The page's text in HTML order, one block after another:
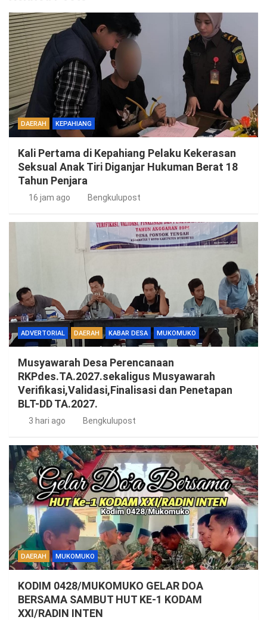
DAERAH KEPAHIANG
Kali Pertama di Kepahiang Pelaku Kekerasan
Seksual Anak Tiri Diganjar Hukuman Berat 18
Tahun Penjara
16 jam ago Bengkulupost
ADVERTORIAL DAERAH KABAR DESA MUKOMUKO
Musyawarah Desa Perencanaan
RKPdes.TA.2027.sekaligus Musyawarah
Verifikasi,Validasi,Finalisasi dan Penetapan
BLT-DD TA.2027.
3 hari ago Bengkulupost
DAERAH MUKOMUKO
KODIM 0428/MUKOMUKO GELAR DOA
BERSAMA SAMBUT HUT KE-1 KODAM
XXI/RADIN INTEN